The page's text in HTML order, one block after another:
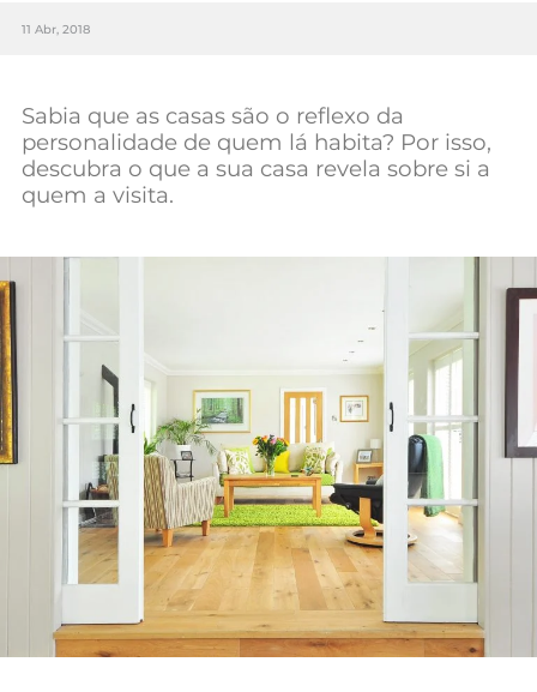
Sociedade
Negócios
Mundial 2026
11 Abr, 2018
Sabia que as casas são o reflexo da
personalidade de quem lá habita? Por isso,
descubra o que a sua casa revela sobre si a
quem a visita.